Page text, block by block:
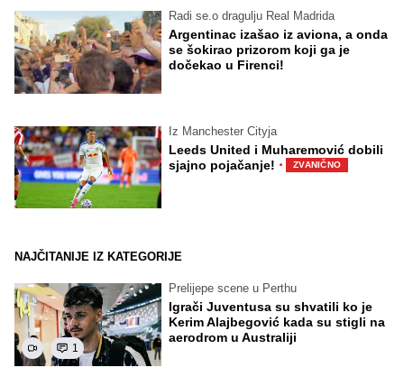
Radi se.o dragulju Real Madrida
Argentinac izašao iz aviona, a onda
se šokirao prizorom koji ga je
dočekao u Firenci!
Iz Manchester Cityja
Leeds United i Muharemović dobili
sjajno pojačanje! · ZVANIČNO
NAJČITANIJE IZ KATEGORIJE
1
Prelijepe scene u Perthu
Igrači Juventusa su shvatili ko je
Kerim Alajbegović kada su stigli na
aerodrom u Australiji